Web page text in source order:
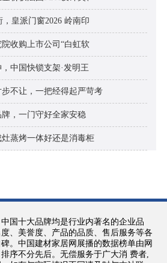
皇派门窗2026 岭南印
收购上市公司“白虹软
中国快锁支架·发明王
不让，一把经得起严苛考
，一门守好全家安稳
蒸烤一体好还是消毒柜
国十大品牌均是行业内著名的企业品
、美誉度、产品的品质、售后服务等各
。中国建材家居网展播的数据榜单由网
序不分先后。无偿服务于广大消 费者,